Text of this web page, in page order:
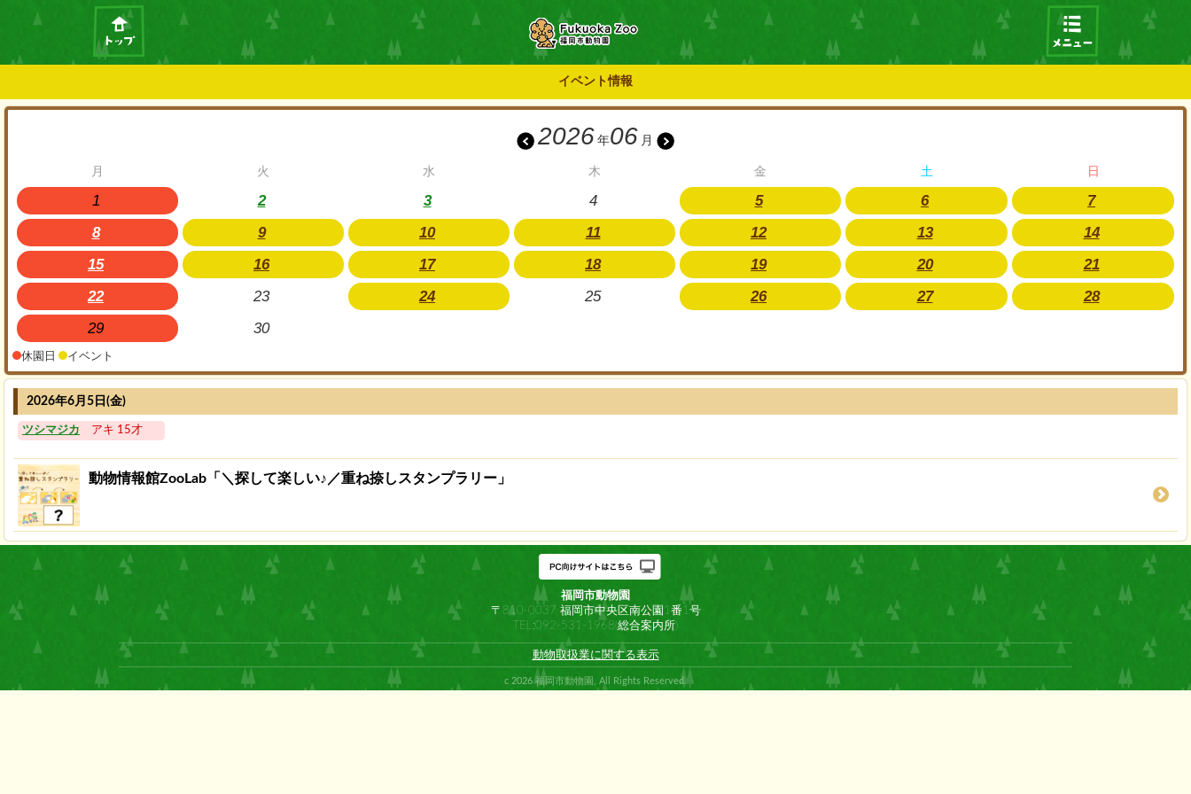
イベント情報
2026 年06 月
月 火 水 木 金 土 日
1 2 3 4 5 6
7
8
9 10 11 12 13
14
15
16 17 18 19 20
21
22
23 24 25 26 27
28
29
30
休園日 イベント
2026年6月5日(金)
ツシマジカ アキ 15才
動物情報館ZooLab「＼探して楽しい♪／重ね捺しスタンプラリー」
福岡市動物園
〒810-0037 福岡市中央区南公園1番1号
TEL:092-531-1968(総合案内所)
動物取扱業に関する表示
c 2026 福岡市動物園, All Rights Reserved.